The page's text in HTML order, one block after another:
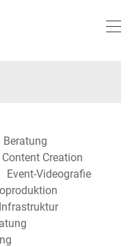
Beratung
Content Creation
Event-Videografie
Infrastruktur